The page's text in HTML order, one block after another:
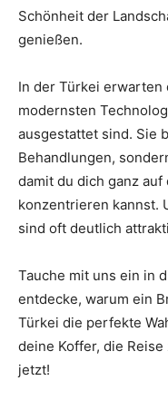
Schönheit der
genießen.
In der Türkei
modernsten
ausgestattet sind. Sie
Behandlungen,
damit du dich ganz
konzentrieren kannst.
sind oft deutlich
Tauche mit uns ein in
entdecke, warum ein
Türkei die perfekte
deine Koffer, die
jetzt!